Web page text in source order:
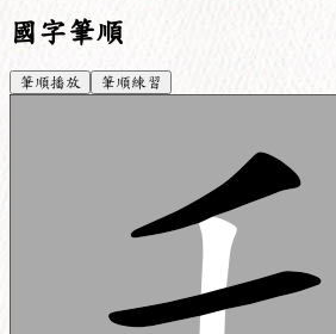
國字筆順
筆順播放 筆順練習